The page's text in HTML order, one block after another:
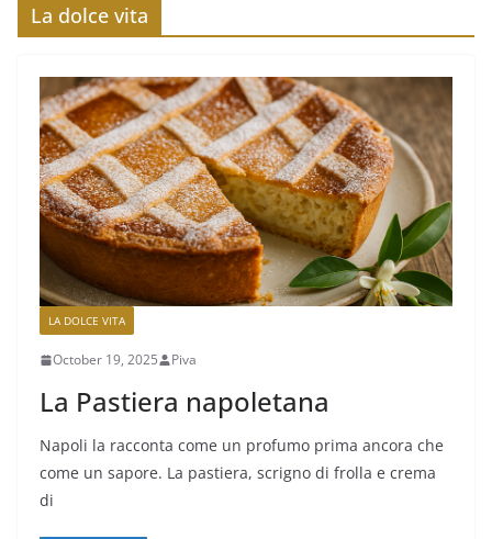
La dolce vita
LA DOLCE VITA
October 19, 2025 Piva
La Pastiera napoletana
Napoli la racconta come un profumo prima ancora che
come un sapore. La pastiera, scrigno di frolla e crema
di